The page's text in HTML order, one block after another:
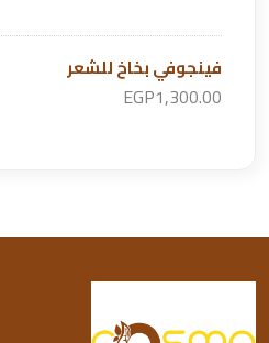
فينجوفي بخاخ للشعر
EGP1,300.00